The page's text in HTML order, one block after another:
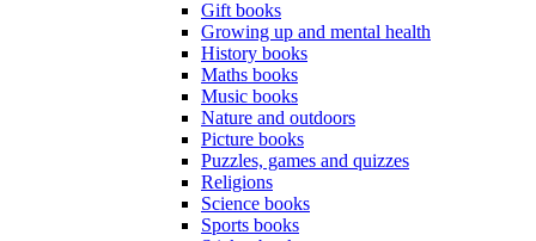
Gift books
Growing up and mental health
History books
Maths books
Music books
Nature and outdoors
Picture books
Puzzles, games and quizzes
Religions
Science books
Sports books